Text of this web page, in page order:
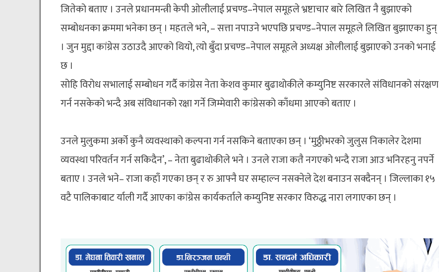
जितेको बताए । उनले प्रधानमन्त्री केपी ओलीलाई प्रचण्ड–नेपाल समूहले भ्रष्टाचार बारे लिखित नै बुझाएको
सम्बोधनका क्रममा भनेका छन् । महतले भने, – सत्ता नपाउने भएपछि प्रचण्ड–नेपाल समूहले लिखित बुझाएका हुन्
। जुन मुद्दा कांग्रेस उठाउदै आएको थियो, त्यो बुँदा प्रचण्ड–नेपाल समूहले अध्यक्ष ओलीलाई बुझाएको उनको भनाई
छ ।
सोहि विरोध सभालाई सम्बोधन गर्दै कांग्रेस नेता केशव कुमार बुढाथोकीले कम्युनिष्ट सरकारले संविधानको संरक्षण
गर्न नसकेको भन्दै अब संविधानको रक्षा गर्ने जिम्मेवारी कांग्रेसको काँधमा आएको बताए ।
उनले मुलुकमा अर्को कुनै व्यवस्थाको कल्पना गर्न नसकिने बताएका छन् । ‘मुठ्ठीभरको जुलुस निकालेर देशमा
व्यवस्था परिवर्तन गर्न सकिदैन’, – नेता बुढाथोकीले भने । उनले राजा कतै नगएको भन्दै राजा आउ भनिरहनु नपर्ने
बताए । उनले भने– राजा कहाँ गएका छन् र रु आफ्नै घर सम्हाल्न नसक्नेले देश बनाउन सक्दैनन् । जिल्लाका १५
वटै पालिकाबाट र्याली गर्दै आएका कांग्रेस कार्यकर्ताले कम्युनिष्ट सरकार विरुद्ध नारा लगाएका छन् ।